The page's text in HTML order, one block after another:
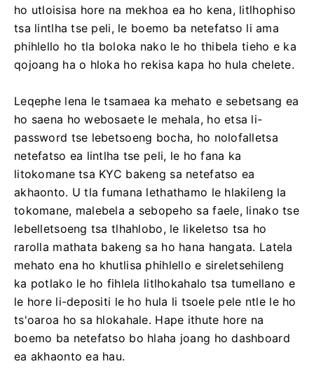
ho utloisisa hore na mekhoa ea ho kena, litlhophiso
tsa lintlha tse peli, le boemo ba netefatso li ama
phihlello ho tla boloka nako le ho thibela tieho e ka
qojoang ha o hloka ho rekisa kapa ho hula chelete.
Leqephe lena le tsamaea ka mehato e sebetsang ea
ho saena ho webosaete le mehala, ho etsa li-
password tse lebetsoeng bocha, ho nolofalletsa
netefatso ea lintlha tse peli, le ho fana ka
litokomane tsa KYC bakeng sa netefatso ea
akhaonto. U tla fumana lethathamo le hlakileng la
tokomane, malebela a sebopeho sa faele, linako tse
lebelletsoeng tsa tlhahlobo, le likeletso tsa ho
rarolla mathata bakeng sa ho hana hangata. Latela
mehato ena ho khutlisa phihlello e sireletsehileng
ka potlako le ho fihlela litlhokahalo tsa tumellano e
le hore li-depositi le ho hula li tsoele pele ntle le ho
ts'oaroa ho sa hlokahale. Hape ithute hore na
boemo ba netefatso bo hlaha joang ho dashboard
ea akhaonto ea hau.